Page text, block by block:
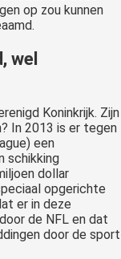
op zou kunnen
wel
Koninkrijk. Zijn
In 2013 is er tegen
een
schikking
dollar
opgerichte
er in deze
de NFL en dat
door de sport